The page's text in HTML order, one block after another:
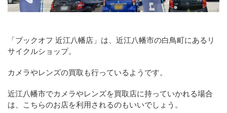
「ブックオフ 近江八幡店」は、近江八幡市の白鳥町にあるリ
サイクルショップ。
カメラやレンズの買取も行っているようです。
近江八幡市でカメラやレンズを買取店に持っていかれる場合
は、こちらのお店を利用されるのもいいでしょう。